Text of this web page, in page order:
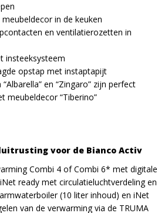
meubeldecor in de keuken
en ventilatierozetten in
insteeksysteem
opstap met instaptapijt
en “Zingaro” zijn perfect
meubeldecor “Tiberino”
voor de Bianco Activ
Combi 4 of Combi 6* met digitale
ready met circulatieluchtverdeling en
(10 liter inhoud) en iNet
van de verwarming via de TRUMA